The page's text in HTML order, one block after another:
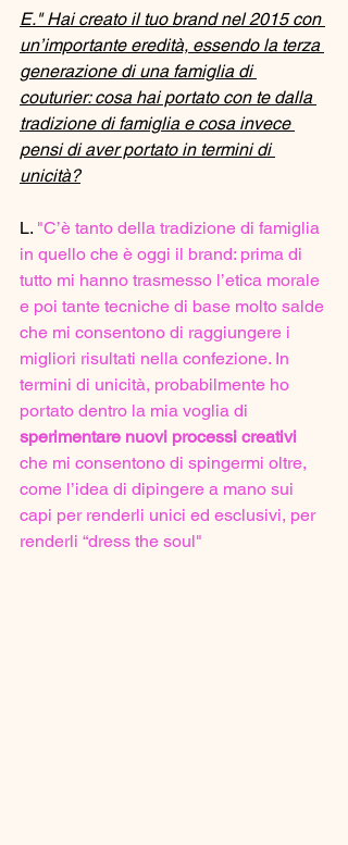
E." Hai creato il tuo brand nel 2015 con
un’importante eredità, essendo la terza
generazione di una famiglia di
couturier: cosa hai portato con te dalla
tradizione di famiglia e cosa invece
pensi di aver portato in termini di
unicità?
L. "C’è tanto della tradizione di famiglia
in quello che è oggi il brand: prima di
tutto mi hanno trasmesso l’etica morale
e poi tante tecniche di base molto salde
che mi consentono di raggiungere i
migliori risultati nella confezione. In
termini di unicità, probabilmente ho
portato dentro la mia voglia di
sperimentare nuovi processi creativi
che mi consentono di spingermi oltre,
come l’idea di dipingere a mano sui
capi per renderli unici ed esclusivi, per
renderli “dress the soul"